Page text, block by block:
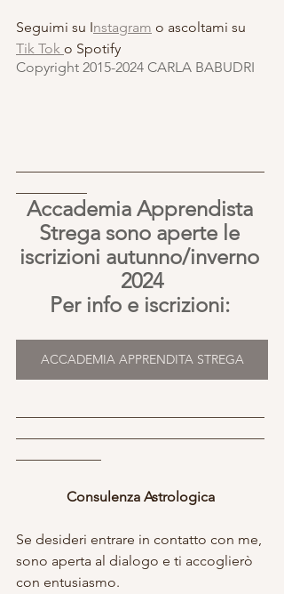
Seguimi su Instagram o ascoltami su
Tik Tok o Spotify
Copyright 2015-2024 CARLA BABUDRI
Accademia Apprendista
Strega sono aperte le
iscrizioni autunno/inverno
2024
Per info e iscrizioni:
ACCADEMIA APPRENDITA STREGA
Consulenza Astrologica
Se desideri entrare in contatto con me,
sono aperta al dialogo e ti accoglierò
con entusiasmo.